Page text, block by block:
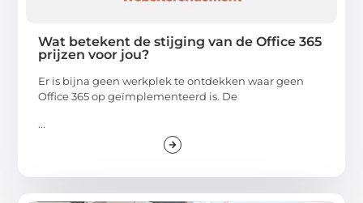
Wat betekent de stijging van de Office 365
prijzen voor jou?
Er is bijna geen werkplek te ontdekken waar geen
Office 365 op geïmplementeerd is. De
...